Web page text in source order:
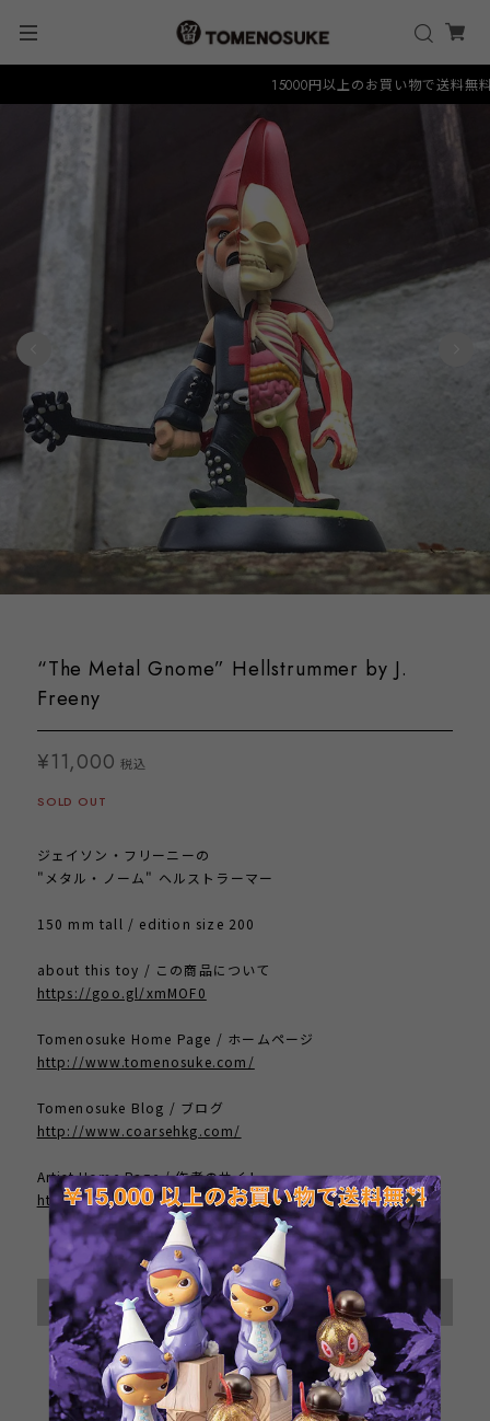
15000円以上のお買い物で送料無料
“The Metal Gnome” Hellstrummer by J.
Freeny
¥11,000 税込
SOLD OUT
ジェイソン・フリーニーの
"メタル・ノーム" ヘルストラーマー
150 mm tall / edition size 200
about this toy / この商品について
https://goo.gl/xmMOF0
Tomenosuke Home Page / ホームページ
http://www.tomenosuke.com/
Tomenosuke Blog / ブログ
http://www.coarsehkg.com/
Artist Home Page / 作者のサイト
http://www.moistproduction.com/
International shipping available
Sold out
日本国内にお住まいの方向け